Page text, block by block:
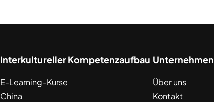
Interkultureller Kompetenzaufbau
E-Learning-Kurse
China
Unternehmen
Über uns
Kontakt